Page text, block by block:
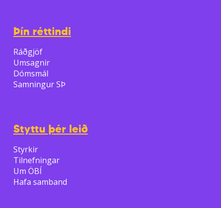
Þín réttindi
Ráðgjöf
Umsagnir
Dómsmál
Samningur SÞ
Styttu þér leið
Styrkir
Tilnefningar
Um ÖBÍ
Hafa samband